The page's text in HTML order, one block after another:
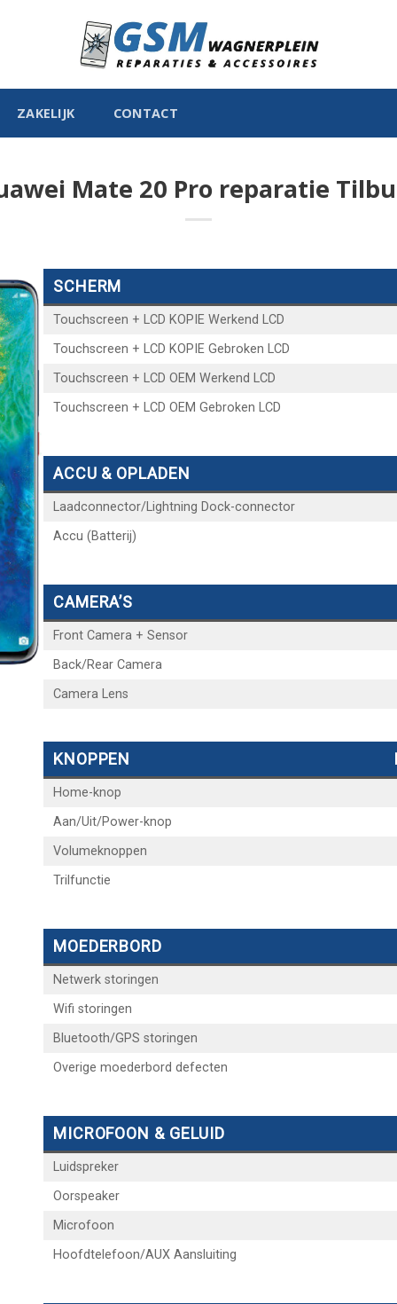
ZAKELIJK CONTACT
Mate 20 Pro reparatie
SCHERM
Touchscreen + LCD KOPIE Werkend LCD
Touchscreen + LCD KOPIE Gebroken LCD
Touchscreen + LCD OEM Werkend LCD
Touchscreen + LCD OEM Gebroken LCD
ACCU & OPLADEN
Laadconnector/Lightning Dock-connector
Accu (Batterij)
CAMERA’S
Front Camera + Sensor
Back/Rear Camera
Camera Lens
KNOPPEN
Home-knop
Aan/Uit/Power-knop
Volumeknoppen
Trilfunctie
MOEDERBORD
Netwerk storingen
Wifi storingen
Bluetooth/GPS storingen
Overige moederbord defecten
MICROFOON & GELUID
Luidspreker
Oorspeaker
Microfoon
Hoofdtelefoon/AUX Aansluiting